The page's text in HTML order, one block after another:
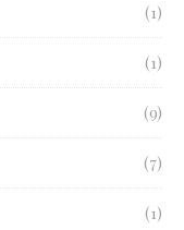
(1)
(1)
(9)
(7)
(1)